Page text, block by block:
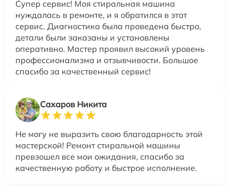
Супер сервис! Моя стиральная машина
нуждалась в ремонте, и я обратился в этот
сервис. Диагностика была проведена быстро,
детали были заказаны и установлены
оперативно. Мастер проявил высокий уровень
профессионализма и отзывчивости. Большое
спасибо за качественный сервис!
Сахаров Никита
Не могу не выразить свою благодарность этой
мастерской! Ремонт стиральной машины
превзошел все мои ожидания, спасибо за
качественную работу и быстрое исполнение.